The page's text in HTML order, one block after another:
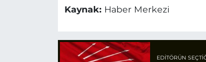
Kaynak: Haber Merkezi
EDITÖRÜN